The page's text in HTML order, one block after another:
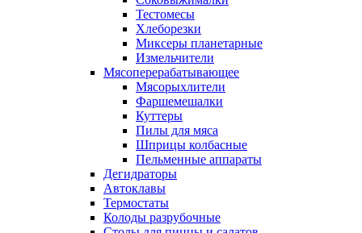
Тестомесы
Хлеборезки
Миксеры планетарные
Измельчители
Мясоперерабатывающее
Мясорыхлители
Фаршемешалки
Куттеры
Пилы для мяса
Шприцы колбасные
Пельменные аппараты
Дегидраторы
Автоклавы
Термостаты
Колоды разрубочные